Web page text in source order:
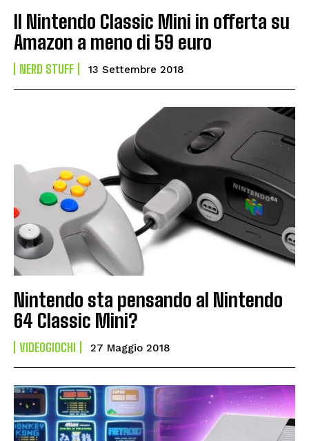
Il Nintendo Classic Mini in offerta su
Amazon a meno di 59 euro
NERD STUFF 13 Settembre 2018
Nintendo sta pensando al Nintendo
64 Classic Mini?
VIDEOGIOCHI 27 Maggio 2018